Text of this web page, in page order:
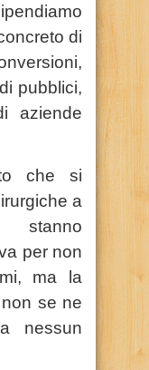
di
pubblici,
aziende
che si
a
stanno
per non
ma la
se ne
nessun